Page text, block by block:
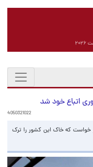
اتباع خود شد
4050321022
خواست که خاک این کشور را ترک